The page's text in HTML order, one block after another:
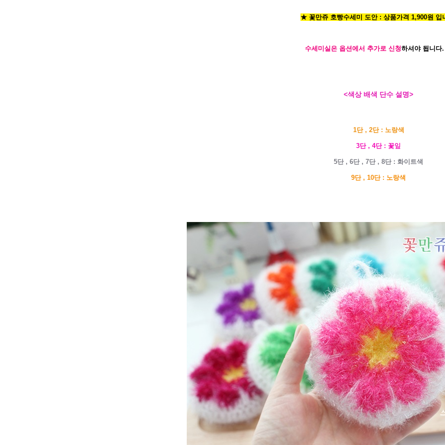
★ 꽃만쥬 호빵수세미 도안 : 상품가격 1,900원 입
수세미실은 옵션에서 추가로 신청하셔야 됩니다.
<색상 배색 단수 설명>
1단 , 2단 : 노랑색
3단 , 4단 : 꽃잎
5단 , 6단 , 7단 , 8단 : 화이트색
9단 , 10단 : 노랑색